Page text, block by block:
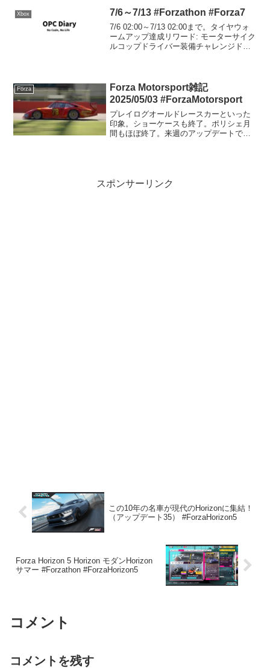
Xbox 7/6～7/13 #Forzathon #Forza7
7/6 02:00～7/13 02:00まで。タイヤウォ
ームアップ達成リワード: モーターサイク
ルコップドライバー装備チャレンジドリ
Forza
Forza Motorsport雑記
2025/05/03 #ForzaMotorsport
プレイログオールドレースカーといった
印象。ショーケースも終了。ポリシェ月
間もほぼ終了。来週のアップデートでは
スポンサーリンク
この10年の名車が現代のHorizonに集結！
（アップデート35） #ForzaHorizon5
Forza Horizon 5 Horizon モダンHorizon
サマー #Forzathon #ForzaHorizon5
コメント
コメントを残す